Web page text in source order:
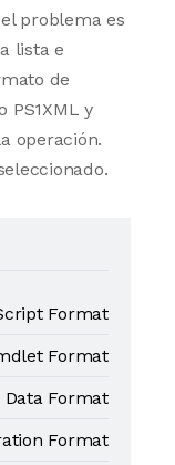
problema es
lista e
de
PS1XML y
operación.
Format
Format
Data Format
Format